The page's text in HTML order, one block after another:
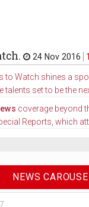
24 Nov 2016
to Watch shines a
set to be the
coverage beyond
Reports, which
NEWS